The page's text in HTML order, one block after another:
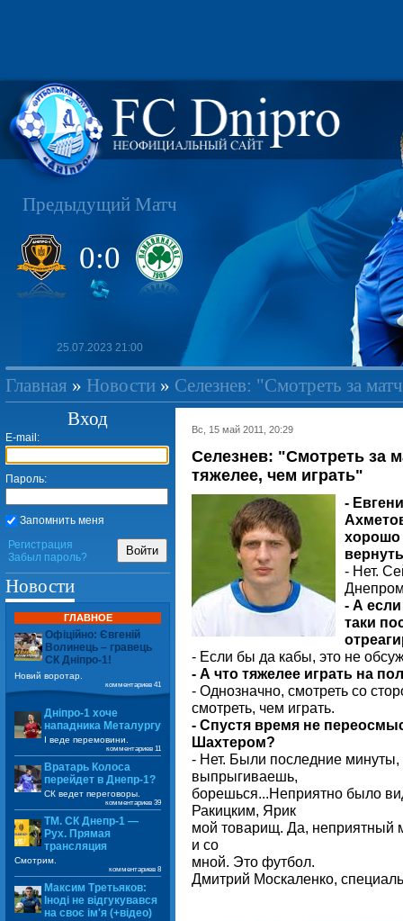
Предыдущий Матч
0:0
25.07.2023 21:00
Главная » Новости » Селезнев: "Смотреть за
Вс, 15 май 2011, 20:29
Селезнев: "Смотреть за
тяжелее, чем играть"
-
хорошо
- Нет.
- А
таки
- Если бы да кабы, это не
- А что тяжелее играть на
- Однозначно, смотреть со
смотреть, чем играть.
- Спустя время не
Шахтером?
- Нет. Были последние
выпрыгиваешь,
борешься...Неприятно было
Ракицким, Ярик
мой товарищ. Да, неприятный
и со
мной. Это футбол.
Дмитрий Москаленко,
Вход
E-mail:
Пароль:
Запомнить меня
Регистрация
Забыл пароль?
Войти
Новости
ГЛАВНОЕ
Офіційно: Євгеній
Волинець – гравець
СК Дніпро-1!
Новий воротар.
комментариев 41
Дніпро-1 хоче
нападника Металургу
І веде перемовини.
комментариев 11
Вратарь Колоса
перейдет в Днепр-1?
СК ведет переговоры.
комментариев 39
ТМ. СК Днепр-1 —
Рух. Прямая
трансляция
Смотрим.
комментариев 8
Максим Третьяков:
Іноді не відгукувався
на своє ім'я (+відео)